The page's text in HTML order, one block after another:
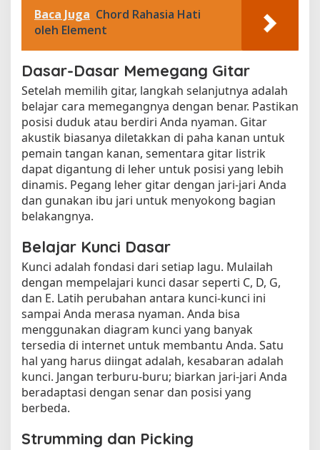
Baca Juga Chord Rahasia Hati
oleh Element
Dasar-Dasar Memegang Gitar
Setelah memilih gitar, langkah selanjutnya adalah
belajar cara memegangnya dengan benar. Pastikan
posisi duduk atau berdiri Anda nyaman. Gitar
akustik biasanya diletakkan di paha kanan untuk
pemain tangan kanan, sementara gitar listrik
dapat digantung di leher untuk posisi yang lebih
dinamis. Pegang leher gitar dengan jari-jari Anda
dan gunakan ibu jari untuk menyokong bagian
belakangnya.
Belajar Kunci Dasar
Kunci adalah fondasi dari setiap lagu. Mulailah
dengan mempelajari kunci dasar seperti C, D, G,
dan E. Latih perubahan antara kunci-kunci ini
sampai Anda merasa nyaman. Anda bisa
menggunakan diagram kunci yang banyak
tersedia di internet untuk membantu Anda. Satu
hal yang harus diingat adalah, kesabaran adalah
kunci. Jangan terburu-buru; biarkan jari-jari Anda
beradaptasi dengan senar dan posisi yang
berbeda.
Strumming dan Picking